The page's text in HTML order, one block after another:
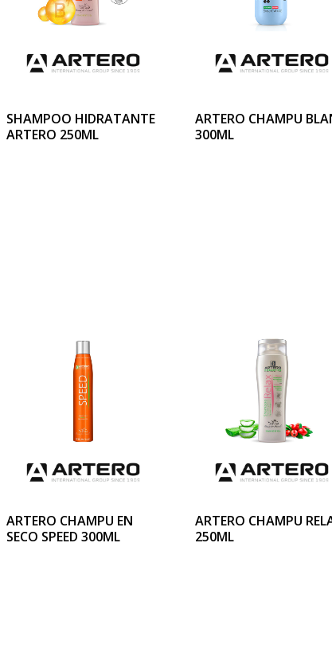
SHAMPOO HIDRATANTE
ARTERO 250ML
ARTERO CHAMPU
300ML
ARTERO CHAMPU EN
SECO SPEED 300ML
ARTERO CHAMPU
250ML